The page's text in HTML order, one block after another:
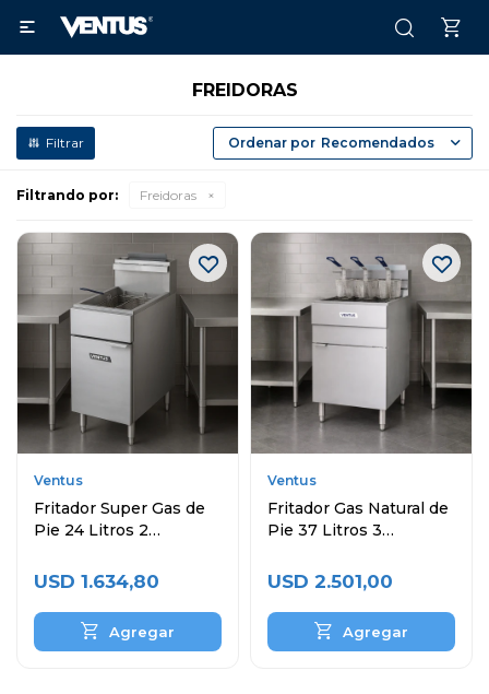

FREIDORAS
Recomendados
Filtrando por: Freidoras
Ventus
Fritador Super Gas de
Pie 24 Litros 2
USD 1.634,80
Ventus
Fritador Gas Natural de
Pie 37 Litros 3
USD 2.501,00